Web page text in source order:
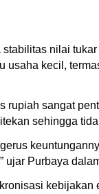
nilai
kecil,
sangat
sehingga
Purbaya